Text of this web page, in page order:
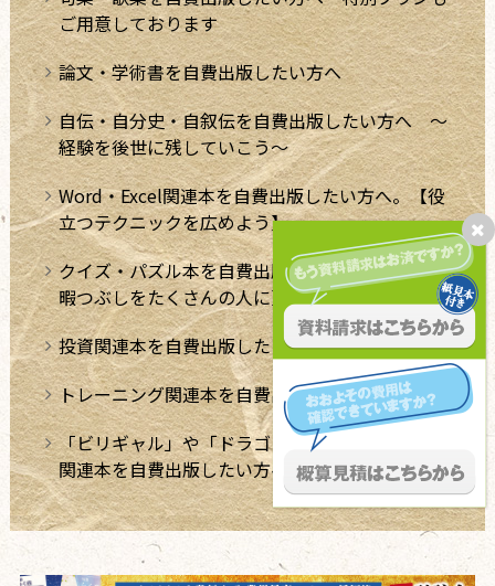
ご用意しております
論文・学術書を自費出版したい方へ
自伝・自分史・自叙伝を自費出版したい方へ ～
経験を後世に残していこう～
Word・Excel関連本を自費出版したい方へ。【役
立つテクニックを広めよう】
クイズ・パズル本を自費出版したい方へ【極上の
暇つぶしをたくさんの人に】
投資関連本を自費出版したい方へ
トレーニング関連本を自費出版したい方へ
「ビリギャル」や「ドラゴン桜」のような学習法
関連本を自費出版したい方へ